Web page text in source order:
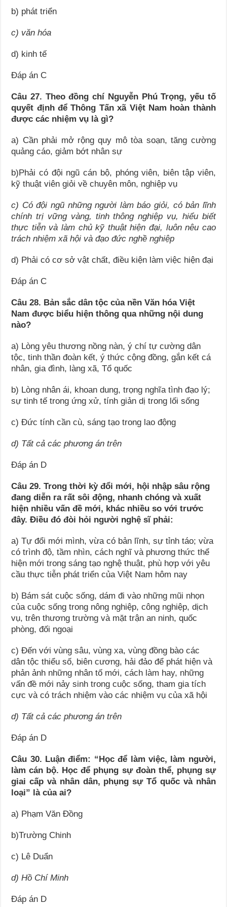
b) phát triển
c) văn hóa
d) kinh tế
Đáp án C
Câu 27. Theo đồng chí Nguyễn Phú Trọng, yếu tố
quyết định để Thông Tấn xã Việt Nam hoàn thành
được các nhiệm vụ là gì?
a) Cần phải mở rộng quy mô tòa soạn, tăng cường
quảng cáo, giảm bớt nhân sự
b)Phải có đội ngũ cán bộ, phóng viên, biên tập viên,
kỹ thuật viên giỏi về chuyên môn, nghiệp vụ
c) Có đội ngũ những người làm báo giỏi, có bản lĩnh
chính trị vững vàng, tinh thông nghiệp vụ, hiểu biết
thực tiễn và làm chủ kỹ thuật hiện đại, luôn nêu cao
trách nhiệm xã hội và đạo đức nghề nghiệp
d) Phải có cơ sở vật chất, điều kiện làm việc hiện đại
Đáp án C
Câu 28. Bản sắc dân tộc của nền Văn hóa Việt
Nam được biểu hiện thông qua những nội dung
nào?
a) Lòng yêu thương nồng nàn, ý chí tự cường dân
tộc, tinh thần đoàn kết, ý thức cộng đồng, gắn kết cá
nhân, gia đình, làng xã, Tổ quốc
b) Lòng nhân ái, khoan dung, trọng nghĩa tình đạo lý;
sự tinh tế trong ứng xử, tính giản dị trong lối sống
c) Đức tính cần cù, sáng tạo trong lao động
d) Tất cả các phương án trên
Đáp án D
Câu 29. Trong thời kỳ đổi mới, hội nhập sâu rộng
đang diễn ra rất sôi động, nhanh chóng và xuất
hiện nhiều vấn đề mới, khác nhiều so với trước
đây. Điều đó đòi hỏi người nghệ sĩ phải:
a) Tự đổi mới mình, vừa có bản lĩnh, sự tỉnh táo; vừa
có trình độ, tầm nhìn, cách nghĩ và phương thức thể
hiện mới trong sáng tạo nghệ thuật, phù hợp với yêu
cầu thực tiễn phát triển của Việt Nam hôm nay
b) Bám sát cuộc sống, dám đi vào những mũi nhọn
của cuộc sống trong nông nghiệp, công nghiệp, dịch
vụ, trên thương trường và mặt trận an ninh, quốc
phòng, đối ngoại
c) Đến với vùng sâu, vùng xa, vùng đồng bào các
dân tộc thiểu số, biên cương, hải đảo để phát hiện và
phản ảnh những nhân tố mới, cách làm hay, những
vấn đề mới nảy sinh trong cuộc sống, tham gia tích
cực và có trách nhiệm vào các nhiệm vụ của xã hội
d) Tất cả các phương án trên
Đáp án D
Câu 30. Luận điểm: “Học để làm việc, làm người,
làm cán bộ. Học để phụng sự đoàn thể, phụng sự
giai cấp và nhân dân, phụng sự Tổ quốc và nhân
loại” là của ai?
a) Phạm Văn Đồng
b)Trường Chinh
c) Lê Duẩn
d) Hồ Chí Minh
Đáp án D